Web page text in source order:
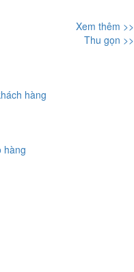
Xem thêm >>
Thu gọn >>
hàng
hàng